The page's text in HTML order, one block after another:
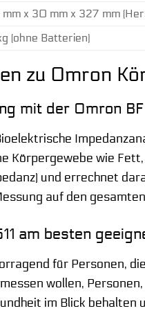
x 30 mm x 327 mm
(ohne Batterien)
zu Omron
mit der Omron BF
Körpergewebe wie
und errechnet
auf den
am besten
für Personen,
wollen,
im Blick